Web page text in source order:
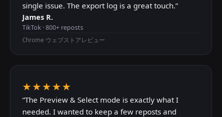
single issue. The export log is a great touch.”
James R.
TikTok ·800+ reposts
Chrome ウェブストアレビュー
★★★★★
“The Preview & Select mode is exactly what I
needed. I wanted to keep a few reposts and